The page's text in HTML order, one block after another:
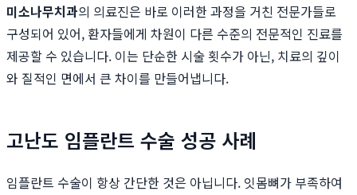
미소나무치과의 의료진은 바로 이러한 과정을 거친 전문가들로
구성되어 있어, 환자들에게 차원이 다른 수준의 전문적인 진료를
제공할 수 있습니다. 이는 단순한 시술 횟수가 아닌, 치료의 깊이
와 질적인 면에서 큰 차이를 만들어냅니다.
고난도 임플란트 수술 성공 사례
임플란트 수술이 항상 간단한 것은 아닙니다. 잇몸뼈가 부족하여